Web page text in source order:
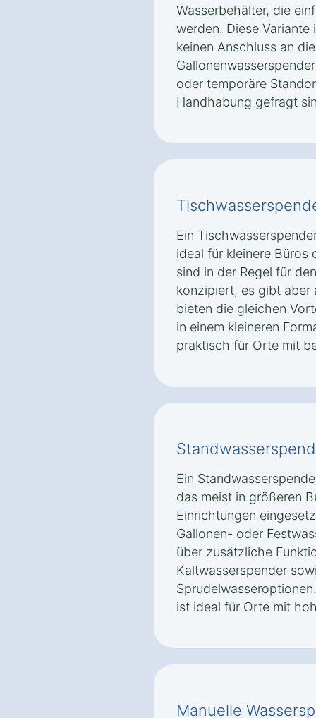
Wasserbehälter, die
werden. Diese
keinen Anschluss an
oder temporäre
Handhabung gefragt
Ein
ideal für kleinere Büros
sind in der Regel für
konzipiert, es gibt aber
bieten die gleichen
in einem kleineren
praktisch für Orte mit
Ein
das meist in größeren
Einrichtungen
Gallonen- oder
über zusätzliche
Kaltwasserspender
ist ideal für Orte mit
Manuelle